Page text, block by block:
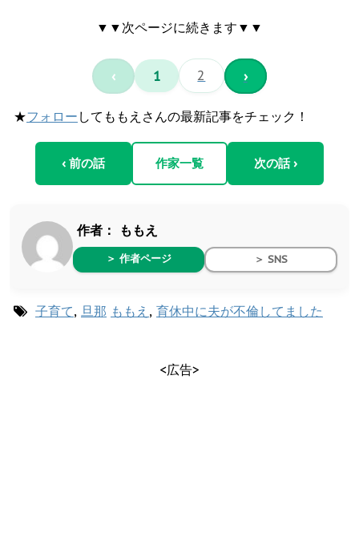
▼▼次ページに続きます▼▼
‹ 1 2 ›
★フォロー してももえさんの最新記事をチェック！
‹ 前の話 作家一覧 次の話 ›
作者： ももえ
＞ 作者ページ ＞ SNS
子育て, 旦那 ももえ , 育休中に夫が不倫してました
<広告>